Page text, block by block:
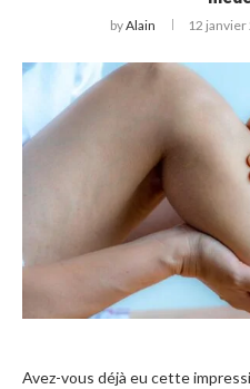
byAlain 12
Avez-vous déjà eu cette